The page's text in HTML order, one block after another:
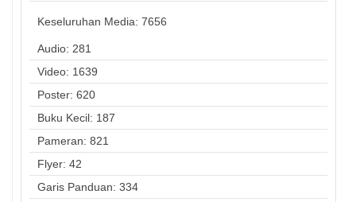
Keseluruhan Media: 7656
Audio: 281
Video: 1639
Poster: 620
Buku Kecil: 187
Pameran: 821
Flyer: 42
Garis Panduan: 334